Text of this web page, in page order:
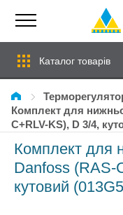
Каталог товарів
Комплект для нижнього підключення Danfoss (RAS-
C+RLV-KS), D 3/4,
Комплект для
Danfoss (RAS-
кутовий